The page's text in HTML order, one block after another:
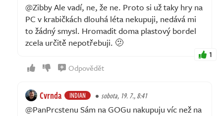
@Zibby Ale vadí, ne, že ne. Proto si už taky hry na
PC v krabičkách dlouhá léta nekupuji, nedává mi
to žádný smysl. Hromadit doma plastový bordel
zcela určitě nepotřebuji. 🫤
1
Odpovědět
Cvrnda INDIAN sobota, 19. 7., 8:41
@PanPrcstenu Sám na GOGu nakupuju víc než na